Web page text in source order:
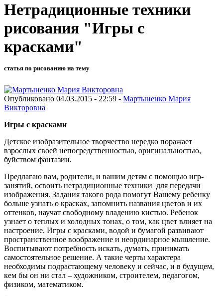
Нетрадиционные техники
рисования "Игры с
красками"
статья по рисованию на тему
Опубликовано 04.03.2015 - 22:59 - Мартыненко Мария
Викторовна
Игры с красками
Детское изобразительное творчество нередко поражает
взрослых своей непосредственностью, оригинальностью,
буйством фантазии.
Предлагаю вам, родители, и вашим детям с помощью игр-
занятий, освоить нетрадиционные техники для передачи
изображения. Задания такого рода помогут Вашему ребенку
больше узнать о красках, запомнить названия цветов и их
оттенков, научат свободному владению кистью. Ребенок
узнает о теплых и холодных тонах, о том, как цвет влияет на
настроение. Игры с красками, водой и бумагой развивают
пространственное воображение и неординарное мышление.
Воспитывают потребность искать, думать, принимать
самостоятельное решение. А такие черты характера
необходимы подрастающему человеку и сейчас, и в будущем,
кем бы он ни стал – художником, строителем, педагогом,
физиком, математиком.